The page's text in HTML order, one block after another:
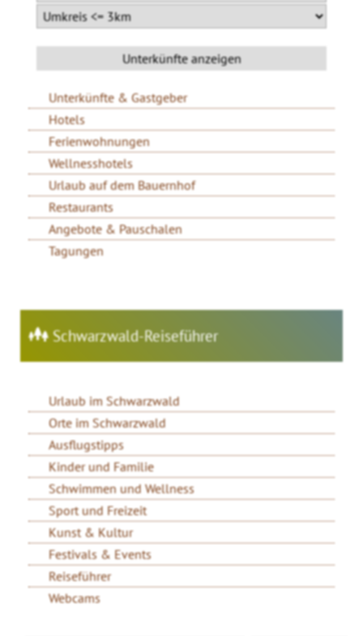
Unterkünfte & Gastgeber
Hotels
Ferienwohnungen
Wellnesshotels
Urlaub auf dem Bauernhof
Restaurants
Angebote & Pauschalen
Tagungen
Schwarzwald-Reiseführer
Urlaub im Schwarzwald
Orte im Schwarzwald
Ausflugstipps
Kinder und Familie
Schwimmen und Wellness
Sport und Freizeit
Kunst & Kultur
Festivals & Events
Reiseführer
Webcams